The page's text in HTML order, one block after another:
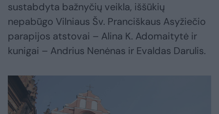
sustabdyta bažnyčių veikla, iššūkių
nepabūgo Vilniaus Šv. Pranciškaus Asyžiečio
parapijos atstovai – Alina K. Adomaitytė ir
kunigai – Andrius Nenėnas ir Evaldas Darulis.